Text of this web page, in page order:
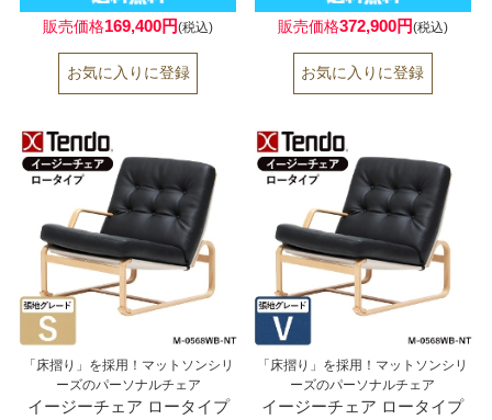
販売価格169,400円(税込) 販売価格372,900円(税込)
「床摺り」を採用！マットソンシリ
ーズのパーソナルチェア
イージーチェア ロータイプ
「床摺り」を採用！マットソンシリ
ーズのパーソナルチェア
イージーチェア ロータイプ